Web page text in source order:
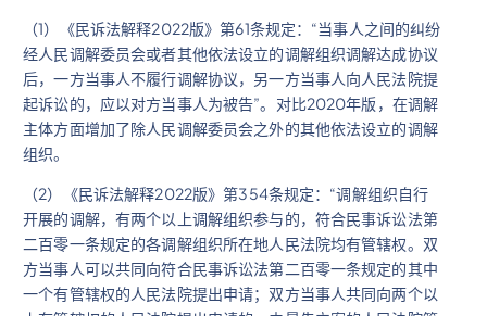
（1）《民诉法解释2022版》第61条规定：“当事人之间的纠纷
经人民调解委员会或者其他依法设立的调解组织调解达成协议
后，一方当事人不履行调解协议，另一方当事人向人民法院提
起诉讼的，应以对方当事人为被告”。对比2020年版，在调解
主体方面增加了除人民调解委员会之外的其他依法设立的调解
组织。
（2）《民诉法解释2022版》第354条规定：“调解组织自行
开展的调解，有两个以上调解组织参与的，符合民事诉讼法第
二百零一条规定的各调解组织所在地人民法院均有管辖权。双
方当事人可以共同向符合民事诉讼法第二百零一条规定的其中
一个有管辖权的人民法院提出申请；双方当事人共同向两个以